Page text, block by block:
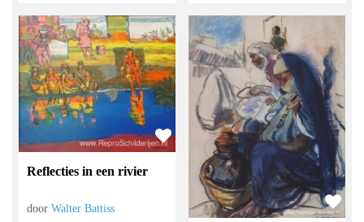
Reflecties in een rivier
doorWalter Battiss